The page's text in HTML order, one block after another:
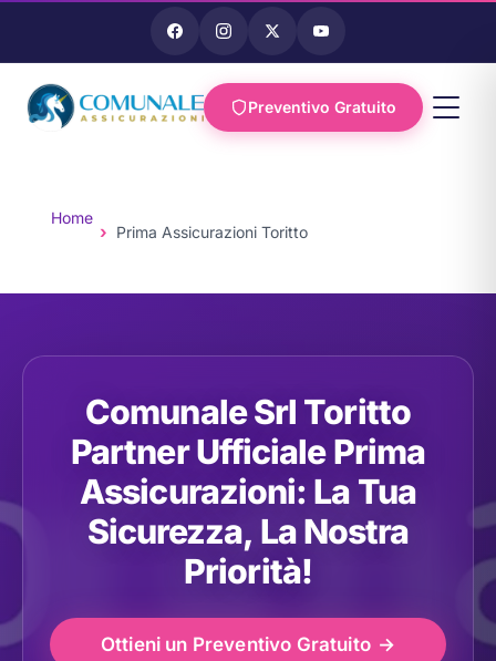
Preventivo Gratuito
Home
Prima Assicurazioni Toritto
Comunale Srl Toritto
Partner Ufficiale Prima
Assicurazioni: La Tua
Sicurezza, La Nostra
Priorità!
Ottieni un Preventivo Gratuito